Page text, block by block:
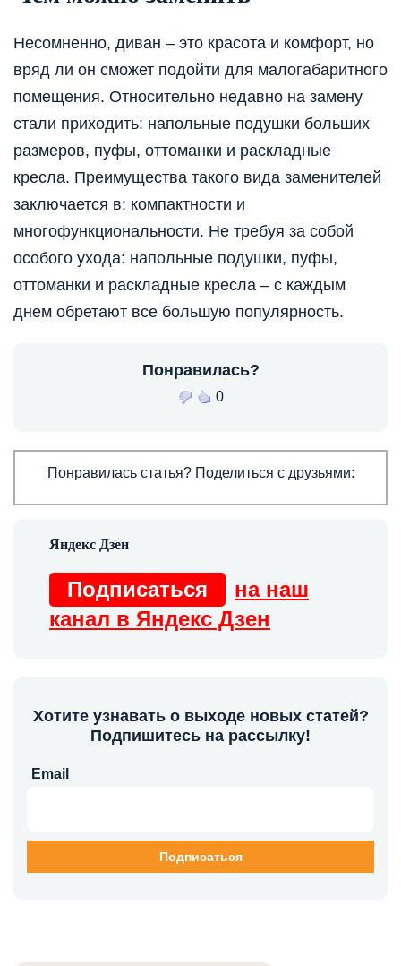
Несомненно, диван – это красота и комфорт, но
вряд ли он сможет подойти для малогабаритного
помещения. Относительно недавно на замену
стали приходить: напольные подушки больших
размеров, пуфы, оттоманки и раскладные
кресла. Преимущества такого вида заменителей
заключается в: компактности и
многофункциональности. Не требуя за собой
особого ухода: напольные подушки, пуфы,
оттоманки и раскладные кресла – с каждым
днем обретают все большую популярность.
Понравилась?
0
Понравилась статья? Поделиться с друзьями:
Подписаться
на наш
канал в Яндекс Дзен
Хотите узнавать о выходе новых статей?
Подпишитесь на рассылку!
Email